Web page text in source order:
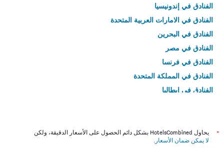
الفنادق في إندونيسيا
الفنادق في الامارات العربية المتحدة
الفنادق في البحرين
الفنادق في مصر
الفنادق في فرنسا
الفنادق في المملكة المتحدة
الفنادق في إيطاليا
*
يحاول HotelsCombined بشكل دائم الحصول على الأسعار الدقيقة، ولكن
لا يمكن ضمان الأسعار .